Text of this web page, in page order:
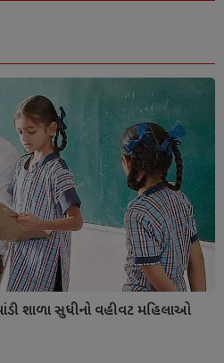
શાળા સુધીનો વહીવટ મહિલાઓ